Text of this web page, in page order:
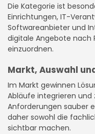
Die Kategorie ist
Einrichtungen, IT-
Softwareanbieter und
digitale Angebote nach
einzuordnen.
Markt, Auswahl
Im Markt gewinnen
Abläufe integrieren
Anforderungen sauber
daher sowohl die
sichtbar machen.